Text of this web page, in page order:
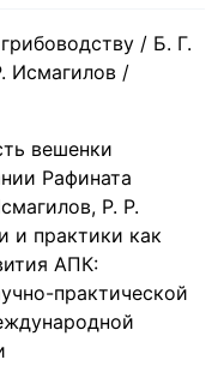
/ Б. Г.
Исмагилов /
вешенки
Рафината
Р. Р.
и практики как
АПК:
практической